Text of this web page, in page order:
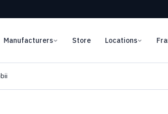
Manufacturers Store Locations